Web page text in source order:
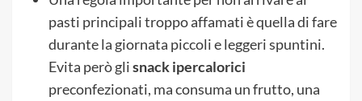
pasti principali troppo affamati è quella di fare
durante la giornata piccoli e leggeri spuntini.
Evita però glisnack ipercalorici
preconfezionati, ma consuma un frutto, una